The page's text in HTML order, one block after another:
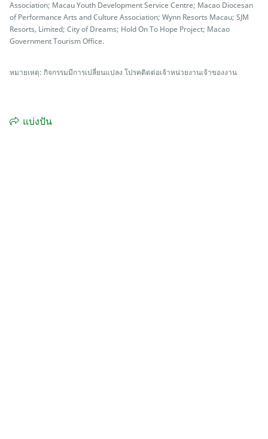
Association; Macau Youth Development Service Centre; Macao Diocesan
of Performance Arts and Culture Association; Wynn Resorts Macau; SJM
Resorts, Limited; City of Dreams; Hold On To Hope Project; Macao
Government Tourism Office.
หมายเหตุ: กิจกรรมมีการเปลี่ยนแปลง โปรคติดต่อเจ้าหน่วยงานเจ้าของงาน
แบ่งปัน